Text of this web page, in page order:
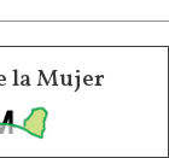
la Mujer